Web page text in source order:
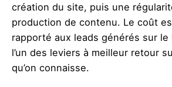
création du site, puis une
production de contenu. Le coût
rapporté aux leads générés sur le
l’un des leviers à meilleur retour
qu’on connaisse.